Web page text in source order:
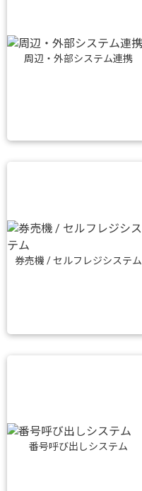
周辺・外部システム連携
券売機 / セルフレジシステム
番号呼び出しシステム